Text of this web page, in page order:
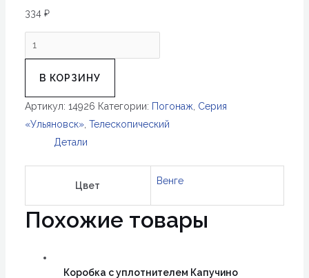
334 ₽
Количество
товара
Наличник
плоский
Венге
В КОРЗИНУ
Артикул: 14926 Категории: Погонаж Серия
«Ульяновск», Телескопический
Детали
Цвет Венге
Похожие товары
Коробка с уплотнителем Капучино